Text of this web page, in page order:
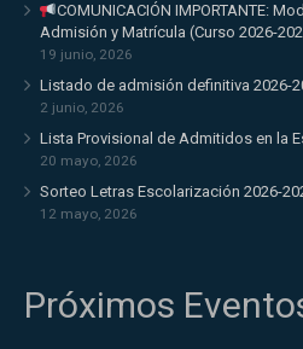
COMUNICACIÓN IMPORTANTE:
Admisión y Matrícula (Curso 2026-
19 junio, 2026
Listado de admisión definitiva 2026-
2 junio, 2026
Lista Provisional de Admitidos en la
20 mayo, 2026
Sorteo Letras Escolarización 2026-
12 mayo, 2026
Próximos